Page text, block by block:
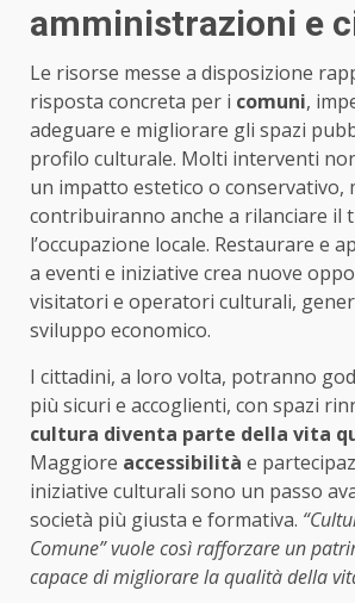
amministrazioni e
Le risorse messe a disposizione
risposta concreta per i comuni,
adeguare e migliorare gli spazi
profilo culturale. Molti interventi
un impatto estetico o conservativo,
contribuiranno anche a rilanciare il
l’occupazione locale. Restaurare e
a eventi e iniziative crea nuove
visitatori e operatori culturali,
sviluppo economico.
I cittadini, a loro volta, potranno
più sicuri e accoglienti, con spazi
cultura diventa parte della vita
Maggiore accessibilità e
iniziative culturali sono un passo
società più giusta e formativa.
Comune” vuole così rafforzare un
capace di migliorare la qualità della